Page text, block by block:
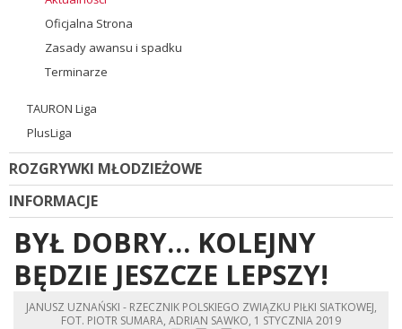
Oficjalna Strona
Zasady awansu i spadku
Terminarze
TAURON Liga
PlusLiga
ROZGRYWKI MŁODZIEŻOWE
INFORMACJE
BYŁ DOBRY… KOLEJNY
BĘDZIE JESZCZE LEPSZY!
JANUSZ UZNAŃSKI - RZECZNIK POLSKIEGO ZWIĄZKU PIŁKI SIATKOWEJ,
FOT. PIOTR SUMARA, ADRIAN SAWKO, 1 STYCZNIA 2019